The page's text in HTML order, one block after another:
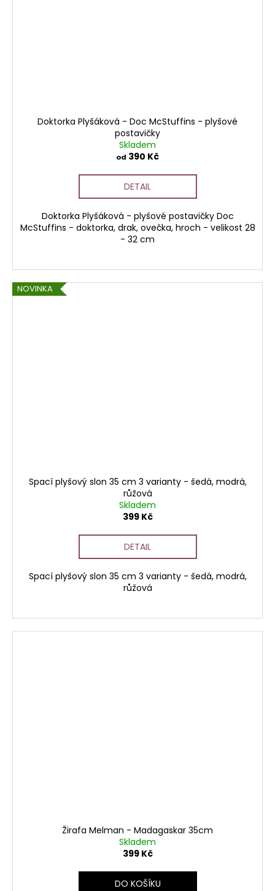
Doktorka Plyšáková - Doc McStuffins - plyšové
postavičky
Skladem
od 390 Kč
DETAIL
Doktorka Plyšáková - plyšové postavičky Doc
McStuffins - doktorka, drak, ovečka, hroch - velikost 28
- 32 cm
NOVINKA
Spací plyšový slon 35 cm 3 varianty - šedá, modrá,
růžová
Skladem
399 Kč
DETAIL
Spací plyšový slon 35 cm 3 varianty - šedá, modrá,
růžová
Žirafa Melman - Madagaskar 35cm
Skladem
399 Kč
DO KOŠÍKU